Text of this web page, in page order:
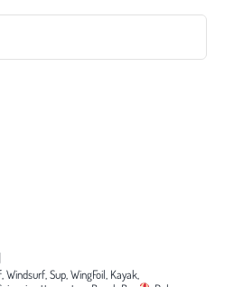
Sup, WingFoil, Kayak,